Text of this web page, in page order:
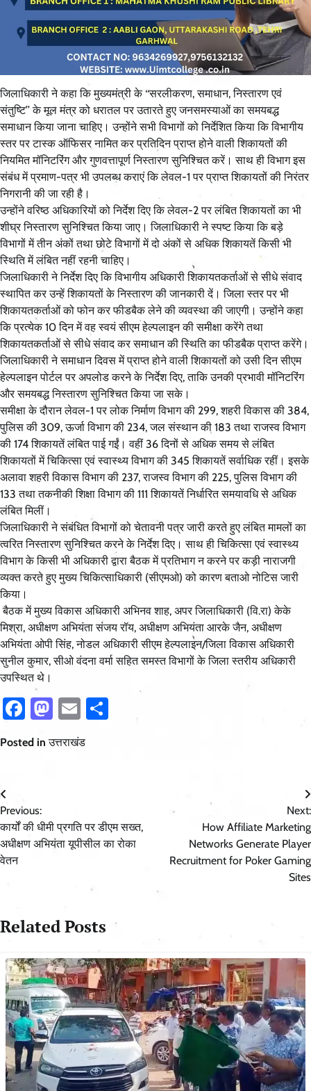
जिलाधिकारी ने कहा कि मुख्यमंत्री के ‘‘सरलीकरण, समाधान, निस्तारण एवं
संतुष्टि’’ के मूल मंत्र को धरातल पर उतारते हुए जनसमस्याओं का समयबद्ध
समाधान किया जाना चाहिए। उन्होंने सभी विभागों को निर्देशित किया कि विभागीय
स्तर पर टास्क ऑफिसर नामित कर प्रतिदिन प्राप्त होने वाली शिकायतों की
नियमित मॉनिटरिंग और गुणवत्तापूर्ण निस्तारण सुनिश्चित करें। साथ ही विभाग इस
संबंध में प्रमाण-पत्र भी उपलब्ध कराएं कि लेवल-1 पर प्राप्त शिकायतों की निरंतर
निगरानी की जा रही है।
उन्होंने वरिष्ठ अधिकारियों को निर्देश दिए कि लेवल-2 पर लंबित शिकायतों का भी
शीघ्र निस्तारण सुनिश्चित किया जाए। जिलाधिकारी ने स्पष्ट किया कि बड़े
विभागों में तीन अंकों तथा छोटे विभागों में दो अंकों से अधिक शिकायतें किसी भी
स्थिति में लंबित नहीं रहनी चाहिए।
जिलाधिकारी ने निर्देश दिए कि विभागीय अधिकारी शिकायतकर्ताओं से सीधे संवाद
स्थापित कर उन्हें शिकायतों के निस्तारण की जानकारी दें। जिला स्तर पर भी
शिकायतकर्ताओं को फोन कर फीडबैक लेने की व्यवस्था की जाएगी। उन्होंने कहा
कि प्रत्येक 10 दिन में वह स्वयं सीएम हेल्पलाइन की समीक्षा करेंगे तथा
शिकायतकर्ताओं से सीधे संवाद कर समाधान की स्थिति का फीडबैक प्राप्त करेंगे।
जिलाधिकारी ने समाधान दिवस में प्राप्त होने वाली शिकायतों को उसी दिन सीएम
हेल्पलाइन पोर्टल पर अपलोड करने के निर्देश दिए, ताकि उनकी प्रभावी मॉनिटरिंग
और समयबद्ध निस्तारण सुनिश्चित किया जा सके।
समीक्षा के दौरान लेवल-1 पर लोक निर्माण विभाग की 299, शहरी विकास की 384,
पुलिस की 309, ऊर्जा विभाग की 234, जल संस्थान की 183 तथा राजस्व विभाग
की 174 शिकायतें लंबित पाई गईं। वहीं 36 दिनों से अधिक समय से लंबित
शिकायतों में चिकित्सा एवं स्वास्थ्य विभाग की 345 शिकायतें सर्वाधिक रहीं। इसके
अलावा शहरी विकास विभाग की 237, राजस्व विभाग की 225, पुलिस विभाग की
133 तथा तकनीकी शिक्षा विभाग की 111 शिकायतें निर्धारित समयावधि से अधिक
लंबित मिलीं।
जिलाधिकारी ने संबंधित विभागों को चेतावनी पत्र जारी करते हुए लंबित मामलों का
त्वरित निस्तारण सुनिश्चित करने के निर्देश दिए। साथ ही चिकित्सा एवं स्वास्थ्य
विभाग के किसी भी अधिकारी द्वारा बैठक में प्रतिभाग न करने पर कड़ी नाराजगी
व्यक्त करते हुए मुख्य चिकित्साधिकारी (सीएमओ) को कारण बताओ नोटिस जारी
किया।
बैठक में मुख्य विकास अधिकारी अभिनव शाह, अपर जिलाधिकारी (वि.रा) केके
मिश्रा, अधीक्षण अभियंता संजय रॉय, अधीक्षण अभियंता आरके जैन, अधीक्षण
अभियंता ओपी सिंह, नोडल अधिकारी सीएम हेल्पलाइन/जिला विकास अधिकारी
सुनील कुमार, सीओ वंदना वर्मा सहित समस्त विभागों के जिला स्तरीय अधिकारी
उपस्थित थे।
Facebook
Mastodon
Email
Posted inउत्तराखंड
Post
navigation
Previous:
कार्यों की धीमी प्रगति पर डीएम सख्त,
अधीक्षण अभियंता यूपीसील का रोका
वेतन
Next:
How Affiliate Marketing
Networks Generate Player
Recruitment for Poker Gaming
Sites
Related Posts